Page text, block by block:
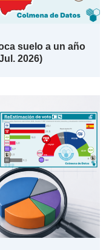
suelo a un año
2026)